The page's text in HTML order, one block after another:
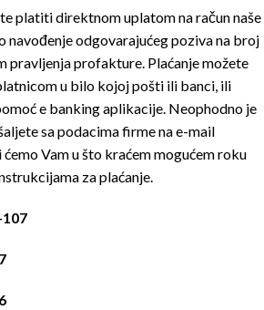
platiti direktnom uplatom na račun naše
navođenje odgovarajućeg poziva na broj
pravljenja profakture. Plaćanje možete
u bilo kojoj pošti ili banci, ili
e banking aplikacije. Neophodno je
sa podacima firme na e-mail
ćemo Vam u što kraćem mogućem roku
za plaćanje.